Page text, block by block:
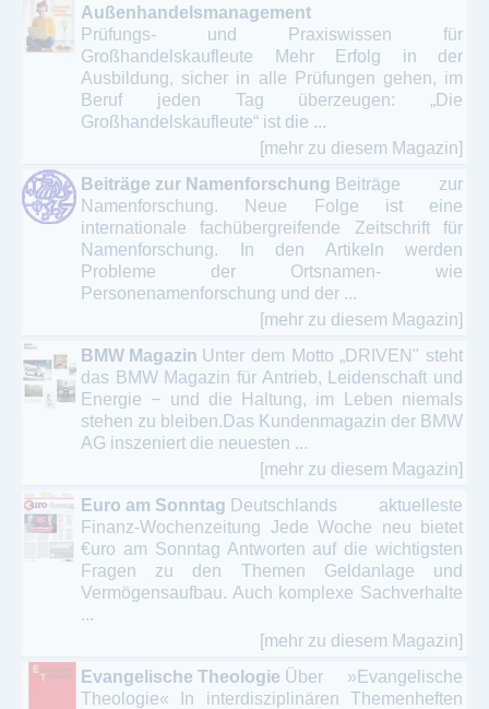
Außenhandelsmanagement
Prüfungs- und Praxiswissen für
Großhandelskaufleute Mehr Erfolg in der
Ausbildung, sicher in alle Prüfungen gehen, im
Beruf jeden Tag überzeugen: „Die
Großhandelskaufleute“ ist die ...
[mehr zu diesem Magazin]
Beiträge zur Namenforschung Beiträge zur
Namenforschung. Neue Folge ist eine
internationale fachübergreifende Zeitschrift für
Namenforschung. In den Artikeln werden
Probleme der Ortsnamen- wie
Personenamenforschung und der ...
[mehr zu diesem Magazin]
BMW Magazin Unter dem Motto „DRIVEN" steht
das BMW Magazin für Antrieb, Leidenschaft und
Energie − und die Haltung, im Leben niemals
stehen zu bleiben.Das Kundenmagazin der BMW
AG inszeniert die neuesten ...
[mehr zu diesem Magazin]
Euro am Sonntag Deutschlands aktuelleste
Finanz-Wochenzeitung Jede Woche neu bietet
€uro am Sonntag Antworten auf die wichtigsten
Fragen zu den Themen Geldanlage und
Vermögensaufbau. Auch komplexe Sachverhalte
...
[mehr zu diesem Magazin]
Evangelische Theologie Über »Evangelische
Theologie« In interdisziplinären Themenheften